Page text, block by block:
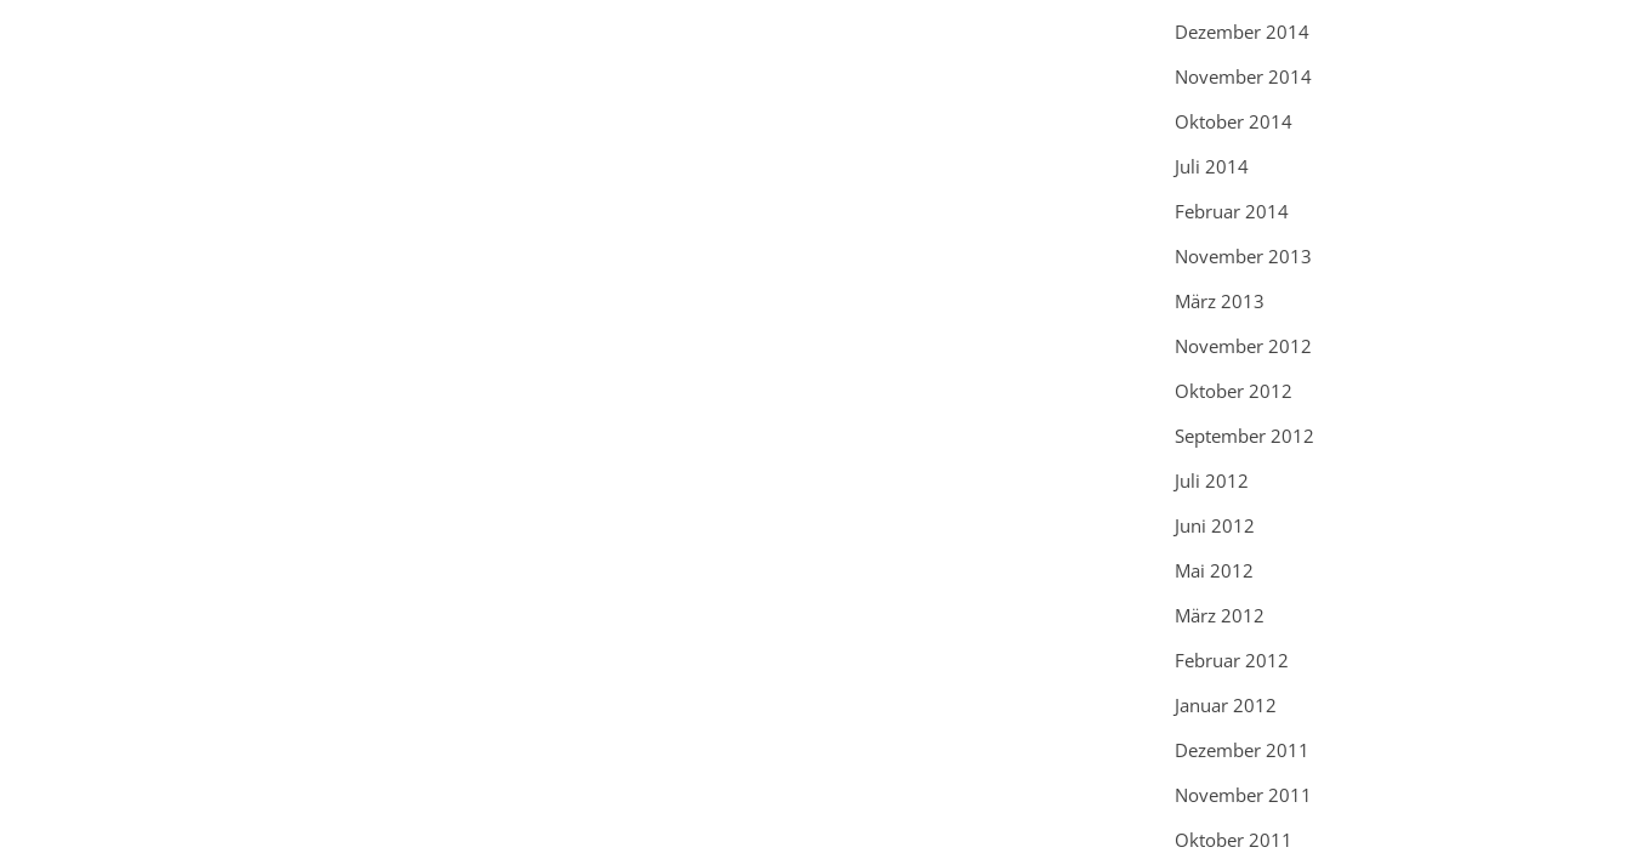
Dezember 2014
November 2014
Oktober 2014
Juli 2014
Februar 2014
November 2013
März 2013
November 2012
Oktober 2012
September 2012
Juli 2012
Juni 2012
Mai 2012
März 2012
Februar 2012
Januar 2012
Dezember 2011
November 2011
Oktober 2011